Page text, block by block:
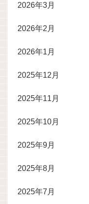
2026年3月
2026年2月
2026年1月
2025年12月
2025年11月
2025年10月
2025年9月
2025年8月
2025年7月